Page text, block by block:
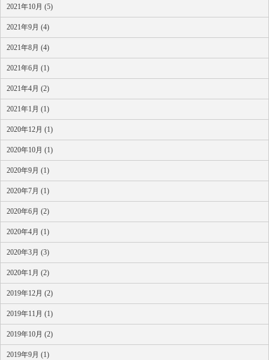
2021年10月 (5)
2021年9月 (4)
2021年8月 (4)
2021年6月 (1)
2021年4月 (2)
2021年1月 (1)
2020年12月 (1)
2020年10月 (1)
2020年9月 (1)
2020年7月 (1)
2020年6月 (2)
2020年4月 (1)
2020年3月 (3)
2020年1月 (2)
2019年12月 (2)
2019年11月 (1)
2019年10月 (2)
2019年9月 (1)